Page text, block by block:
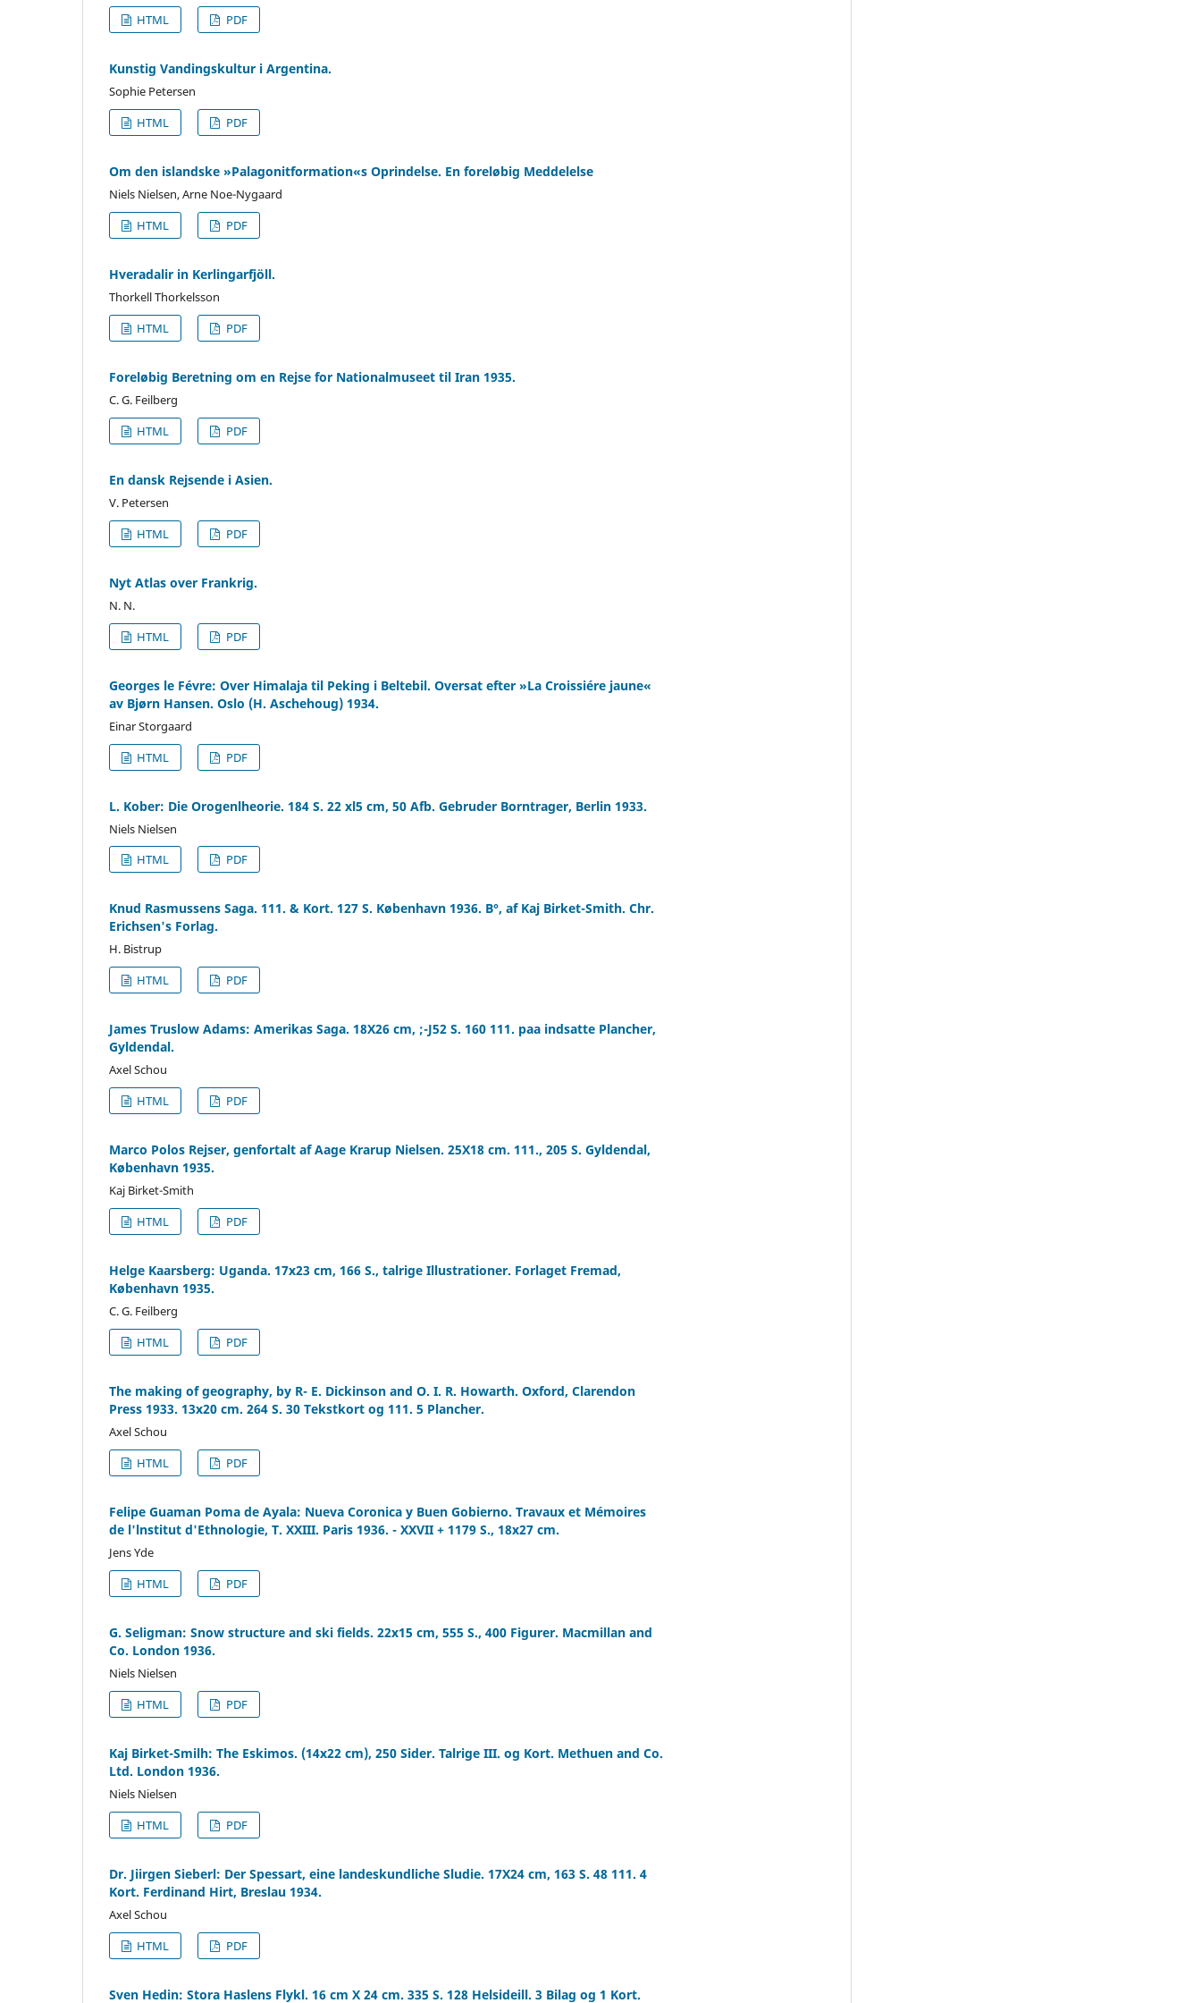
HTML PDF
Kunstig Vandingskultur i Argentina.
Sophie Petersen
HTML
PDF
Om den islandske »Palagonitformation«s Oprindelse. En foreløbig Meddelelse
Niels Nielsen, Arne Noe-Nygaard
HTML
PDF
Hveradalir in Kerlingarfjöll.
Thorkell Thorkelsson
HTML
PDF
Foreløbig Beretning om en Rejse for Nationalmuseet til Iran 1935.
C. G. Feilberg
HTML
PDF
En dansk Rejsende i Asien.
V. Petersen
HTML
PDF
Nyt Atlas over Frankrig.
N. N.
HTML
PDF
Georges le Févre: Over Himalaja til Peking i Beltebil. Oversat efter »La Croissiére jaune«
av Bjørn Hansen. Oslo (H. Aschehoug) 1934.
Einar Storgaard
HTML
PDF
L. Kober: Die Orogenlheorie. 184 S. 22 xl5 cm, 50 Afb. Gebruder Borntrager, Berlin 1933.
Niels Nielsen
HTML
PDF
Knud Rasmussens Saga. 111. & Kort. 127 S. København 1936. B°, af Kaj Birket-Smith. Chr.
Erichsen's Forlag.
H. Bistrup
HTML
PDF
James Truslow Adams: Amerikas Saga. 18X26 cm, ;-J52 S. 160 111. paa indsatte Plancher,
Gyldendal.
Axel Schou
HTML
PDF
Marco Polos Rejser, genfortalt af Aage Krarup Nielsen. 25X18 cm. 111., 205 S. Gyldendal,
København 1935.
Kaj Birket-Smith
HTML
PDF
Helge Kaarsberg: Uganda. 17x23 cm, 166 S., talrige Illustrationer. Forlaget Fremad,
København 1935.
C. G. Feilberg
HTML
PDF
The making of geography, by R- E. Dickinson and O. I. R. Howarth. Oxford, Clarendon
Press 1933. 13x20 cm. 264 S. 30 Tekstkort og 111. 5 Plancher.
Axel Schou
HTML
PDF
Felipe Guaman Poma de Ayala: Nueva Coronica y Buen Gobierno. Travaux et Mémoires
de l'lnstitut d'Ethnologie, T. XXIII. Paris 1936. - XXVII + 1179 S., 18x27 cm.
Jens Yde
HTML
PDF
G. Seligman: Snow structure and ski fields. 22x15 cm, 555 S., 400 Figurer. Macmillan and
Co. London 1936.
Niels Nielsen
HTML
PDF
Kaj Birket-Smilh: The Eskimos. (14x22 cm), 250 Sider. Talrige III. og Kort. Methuen and Co.
Ltd. London 1936.
Niels Nielsen
HTML
PDF
Dr. Jiirgen Sieberl: Der Spessart, eine landeskundliche Sludie. 17X24 cm, 163 S. 48 111. 4
Kort. Ferdinand Hirt, Breslau 1934.
Axel Schou
HTML
PDF
Sven Hedin: Stora Haslens Flykl. 16 cm X 24 cm. 335 S. 128 Helsideill. 3 Bilag og 1 Kort.